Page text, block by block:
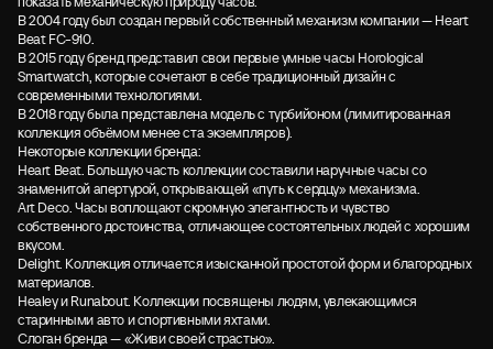
В 2004 году был создан первый собственный механизм компании — Heart
Beat FC-910.
В 2015 году бренд представил свои первые умные часы Horological
Smartwatch, которые сочетают в себе традиционный дизайн с
современными технологиями.
В 2018 году была представлена модель с турбийоном (лимитированная
коллекция объёмом менее ста экземпляров).
Некоторые коллекции бренда:
Heart Beat. Большую часть коллекции составили наручные часы со
знаменитой апертурой, открывающей «путь к сердцу» механизма.
Art Deco. Часы воплощают скромную элегантность и чувство
собственного достоинства, отличающее состоятельных людей с хорошим
вкусом.
Delight. Коллекция отличается изысканной простотой форм и благородных
материалов.
Healey и Runabout. Коллекции посвящены людям, увлекающимся
старинными авто и спортивными яхтами.
Слоган бренда — «Живи своей страстью».